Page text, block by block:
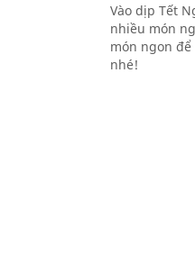
Vào dịp Tết
nhiều món
món ngon
nhé!